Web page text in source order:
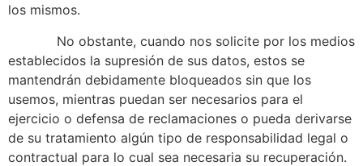
los mismos.
No obstante, cuando nos solicite por los medios
establecidos la supresión de sus datos, estos se
mantendrán debidamente bloqueados sin que los
usemos, mientras puedan ser necesarios para el
ejercicio o defensa de reclamaciones o pueda derivarse
de su tratamiento algún tipo de responsabilidad legal o
contractual para lo cual sea necesaria su recuperación.